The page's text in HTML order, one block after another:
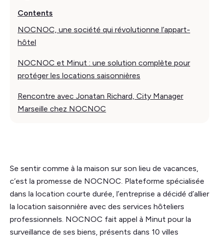
Contents
NOCNOC, une société qui révolutionne l’appart-
hôtel
NOCNOC et Minut : une solution complète pour
protéger les locations saisonnières
Rencontre avec Jonatan Richard, City Manager
Marseille chez NOCNOC
Se sentir comme à la maison sur son lieu de vacances,
c’est la promesse de NOCNOC. Plateforme spécialisée
dans la location courte durée, l’entreprise a décidé d’allier
la location saisonnière avec des services hôteliers
professionnels. NOCNOC fait appel à Minut pour la
surveillance de ses biens, présents dans 10 villes